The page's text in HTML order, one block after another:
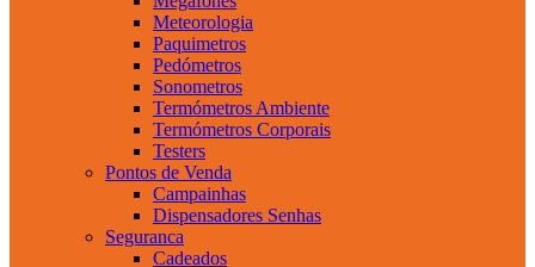
Meteorologia
Paquimetros
Pedómetros
Sonometros
Termómetros Ambiente
Termómetros Corporais
Testers
Pontos de Venda
Campainhas
Dispensadores Senhas
Seguranca
Cadeados